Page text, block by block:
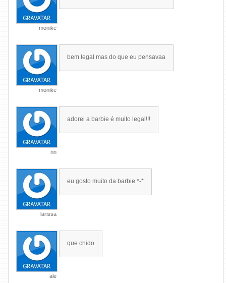
monike
monike
bem legal mas do que eu pensavaa
nn
adorei a barbie é muito legal!!!
larissa
eu gosto muito da barbie *-*
ale
que chido